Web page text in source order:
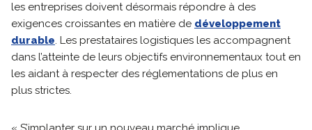
les entreprises doivent désormais répondre à des
exigences croissantes en matière de développement
durable. Les prestataires logistiques les accompagnent
dans l’atteinte de leurs objectifs environnementaux tout en
les aidant à respecter des réglementations de plus en
plus strictes.